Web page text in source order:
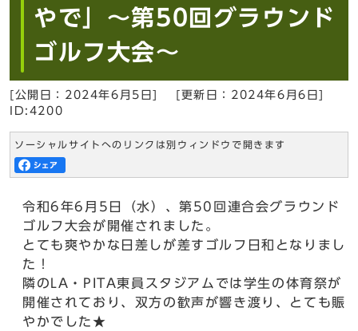
やで」～第50回グラウンド
ゴルフ大会～
[公開日： 2024年6月5日 [更新日： 2024年6月6日
ID:4200
ソーシャルサイトへのリンクは別ウィンドウで開きます
令和6年6月5日（水）、第50回連合会グラウンド
ゴルフ大会が開催されました。
とても爽やかな日差しが差すゴルフ日和となりまし
た！
隣のLA・PITA東員スタジアムでは学生の体育祭が
開催されており、双方の歓声が響き渡り、とても賑
やかでした★